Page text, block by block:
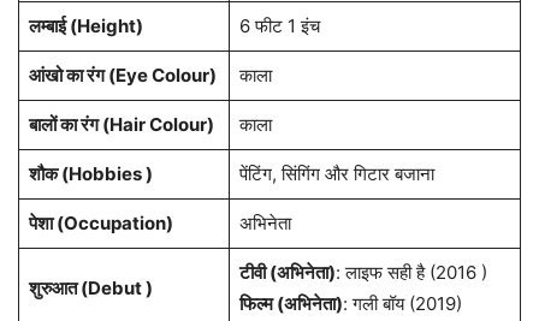
लम्बाई (Height) 6 फीट 1 इंच
आंखो का रंग (Eye Colour) काला
बालों का रंग (Hair Colour) काला
शौक (Hobbies ) पेंटिंग, सिंगिंग और गिटार बजाना
पेशा(Occupation) अभिनेता
शुरुआत (Debut )
टीवी (अभिनेता): लाइफ सही है (2016 )
फिल्म (अभिनेता): गली बॉय (2019)